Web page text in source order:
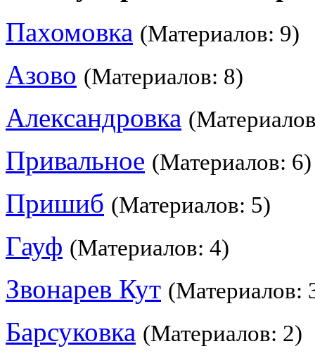
Пахомовка (Материалов: 9)
Азово (Материалов: 8)
Александровка
Привальное (Материалов: 6)
Пришиб (Материалов: 5)
Гауф (Материалов: 4)
Звонарев Кут (Материалов:
Барсуковка (Материалов: 2)